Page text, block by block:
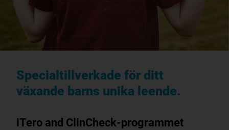
Specialtillverkade för ditt
växande barns unika leende.
iTero and ClinCheck-programmet